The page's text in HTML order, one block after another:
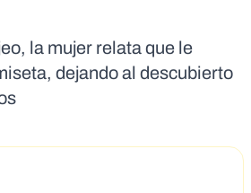
la mujer relata que le
dejando al descubierto